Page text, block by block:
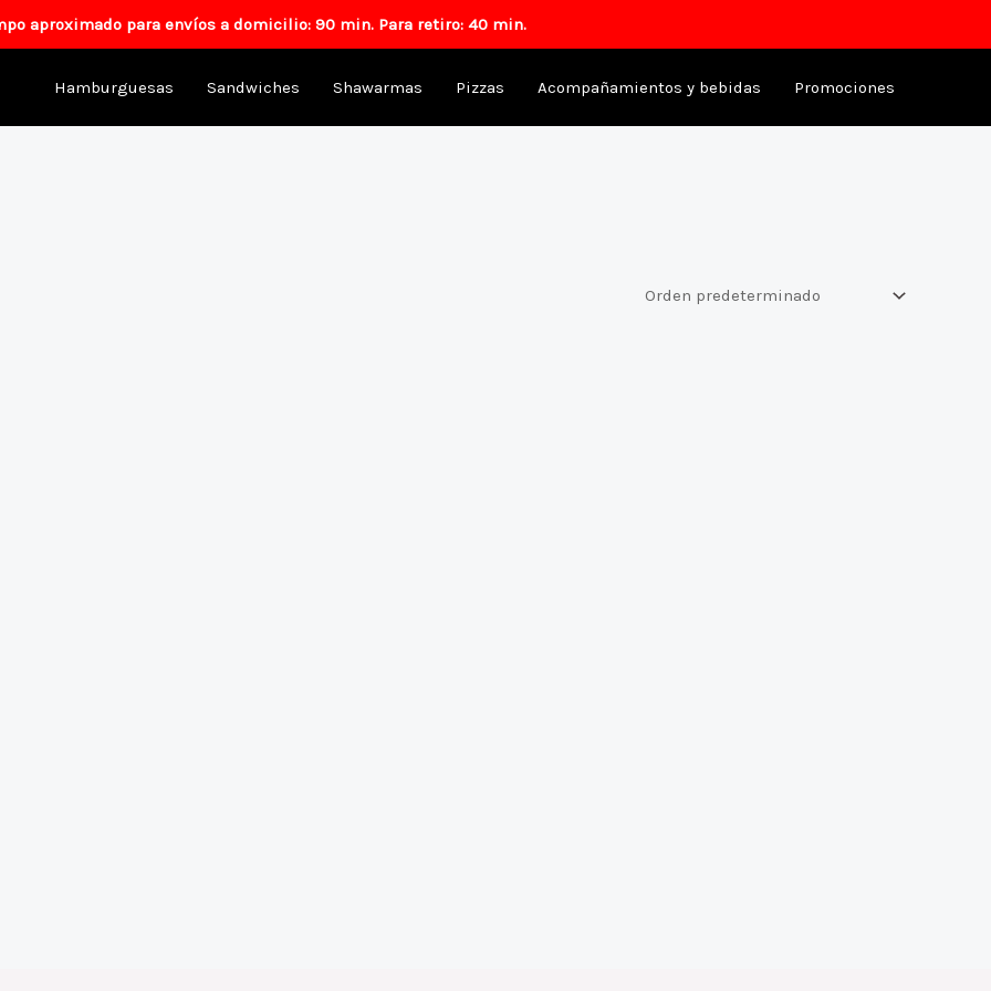
aproximado para envíos a domicilio: 90 min. Para retiro: 40 min.
Hamburguesas
Sandwiches Shawarmas Pizzas Acompañamientos y bebidas Promociones